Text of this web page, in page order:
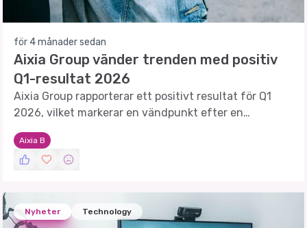
för 4 månader sedan
Aixia Group vänder trenden med positiv
Q1-resultat 2026
Aixia Group rapporterar ett positivt resultat för Q1
2026, vilket markerar en vändpunkt efter en
utmanande period.
Aixia B
Nyheter Technology